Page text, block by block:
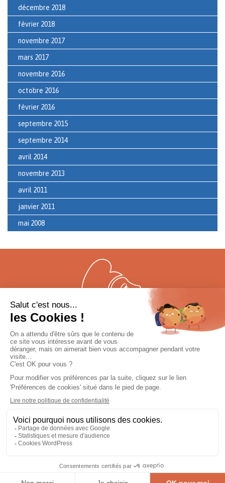
décembre 2018
février 2018
novembre 2017
mars 2017
novembre 2016
octobre 2016
février 2016
septembre 2015
septembre 2014
avril 2014
novembre 2013
avril 2011
janvier 2011
mai 2008
QUI SOMMES-NOUS ?
NOTES ET RÉFÉRENCES